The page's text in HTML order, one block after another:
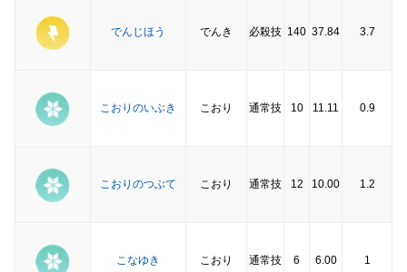
でんじほう でんき 必殺技 140 37.84 3.7
こおりのいぶき こおり 通常技 10 11.11 0.9
こおりのつぶて こおり 通常技 12 10.00 1.2
こなゆき こおり 通常技 6 6.00 1